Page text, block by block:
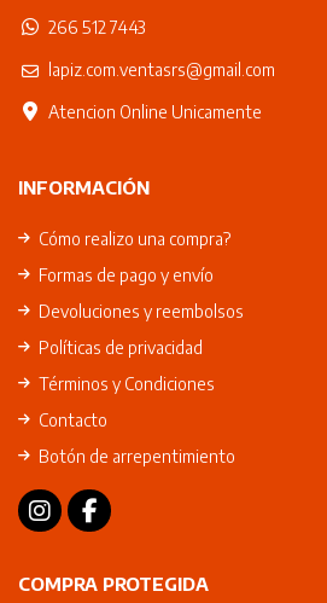
266 512 7443
lapiz.com.ventasrs@gmail.com
Atencion Online Unicamente
INFORMACIÓN
Cómo realizo una compra?
Formas de pago y envío
Devoluciones y reembolsos
Políticas de privacidad
Términos y Condiciones
Contacto
Botón de arrepentimiento
COMPRA PROTEGIDA